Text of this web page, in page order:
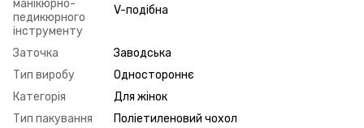
манікюрно-
педикюрного
інструменту
V-подібна
Заточка
Заводська
Тип виробу
Одностороннє
Категорія
Для жінок
Тип пакування
Поліетиленовий чохол